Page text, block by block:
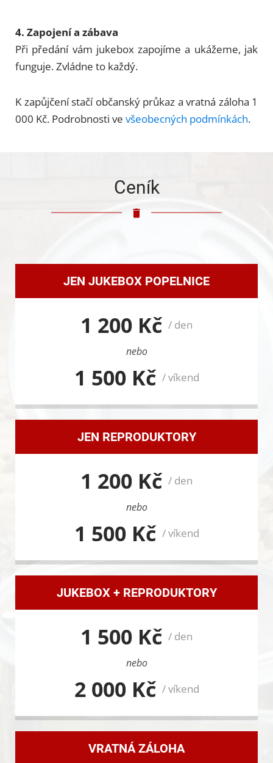
4. Zapojení a zábava
Při předání vám jukebox zapojíme a ukážeme, jak
funguje. Zvládne to každý.
K zapůjčení stačí občanský průkaz a vratná záloha 1
000 Kč. Podrobnosti ve všeobecných podmínkách.
Ceník
JEN JUKEBOX POPELNICE
1 200 Kč / den
nebo
1 500 Kč / víkend
JEN REPRODUKTORY
1 200 Kč / den
nebo
1 500 Kč / víkend
JUKEBOX + REPRODUKTORY
1 500 Kč / den
nebo
2 000 Kč / víkend
VRATNÁ ZÁLOHA